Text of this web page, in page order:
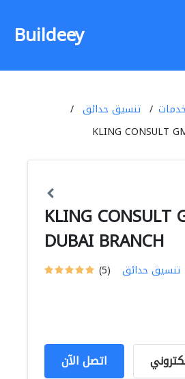
Buildeey
تنسيق حدائق
KLING CONSULT
KLING CONSULT
DUBAI BRANCH
(5) تنسيق حدائق
اتصل الآن